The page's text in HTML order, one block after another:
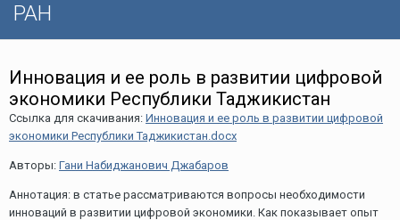
РАН
Инновация и ее роль в развитии цифровой
экономики Республики Таджикистан
Ссылка для скачивания: Инновация и ее роль в развитии цифровой
экономики Республики Таджикистан.docx
Авторы: Гани Набиджанович Джабаров
Аннотация: в статье рассматриваются вопросы необходимости
инноваций в развитии цифровой экономики. Как показывает опыт